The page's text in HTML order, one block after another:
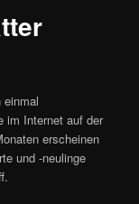
im Internet auf der
erscheinen
und -neulinge